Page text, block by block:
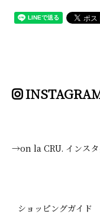
→on la CRU. インスタ
ショッピングガイド